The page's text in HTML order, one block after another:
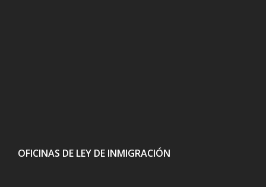
OFICINAS DE LEY DE INMIGRACIÓN